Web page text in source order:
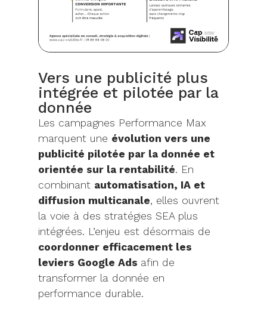
Vers une publicité plus
intégrée et pilotée par la
donnée
Les campagnes Performance Max
marquent une évolution vers une
publicité pilotée par la donnée et
orientée sur la rentabilité. En
combinant automatisation, IA et
diffusion multicanale, elles ouvrent
la voie à des stratégies SEA plus
intégrées. L’enjeu est désormais de
coordonner efficacement les
leviers Google Ads afin de
transformer la donnée en
performance durable.